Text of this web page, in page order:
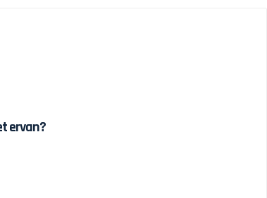
ervan?